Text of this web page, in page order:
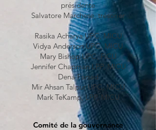
présidente
Salvatore Marchese, trésorier
Rasika Acharya UPC, MICU
Vidya Anderson UPC, MICU
Mary Bishop UPC, FICU
Jennifer Chapman LPP, MICU
Dena Farsad
Mir Ahsan Talpur UPC, MICU
Mark TeKamp, LPP, MICU
Comité de la gouvernance